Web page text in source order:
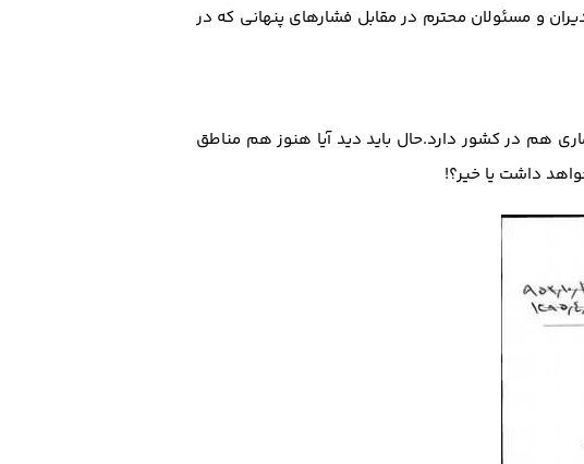
و مسئولان محترم در مقابل فشارهای پنهانی که در
هم در کشور دارد.حال باید دید آیا هنوز هم مناطق
داشت یا خیر؟!